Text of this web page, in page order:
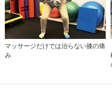
マッサージだけでは治らない膝の痛
み